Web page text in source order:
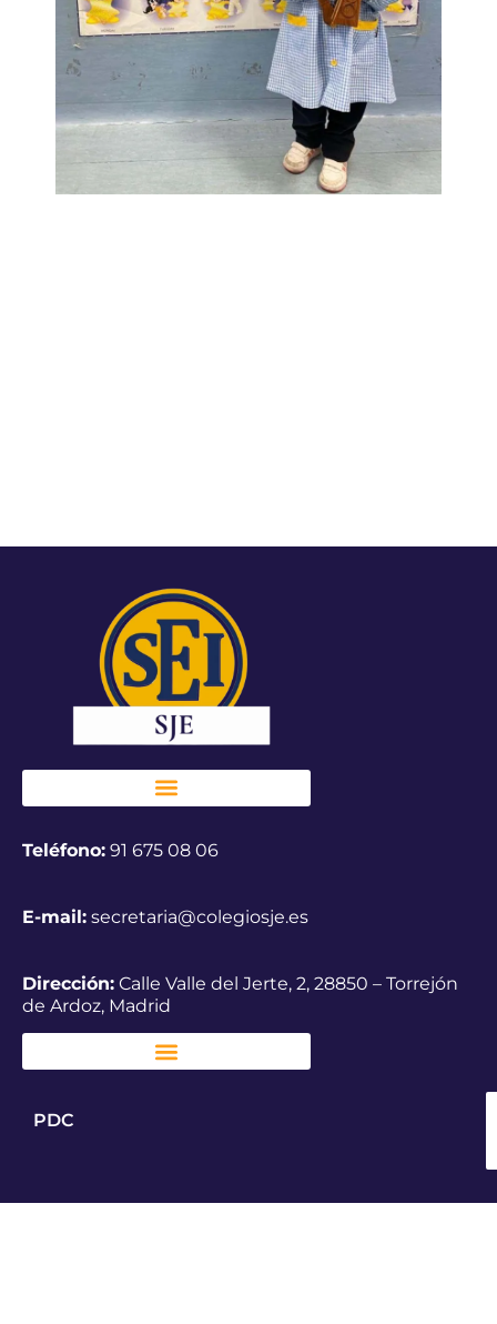
Teléfono: 91 675 08 06
E-mail: secretaria@colegiosje.es
Dirección: Calle Valle del Jerte, 2, 28850 – Torrejón
de Ardoz, Madrid
PDC